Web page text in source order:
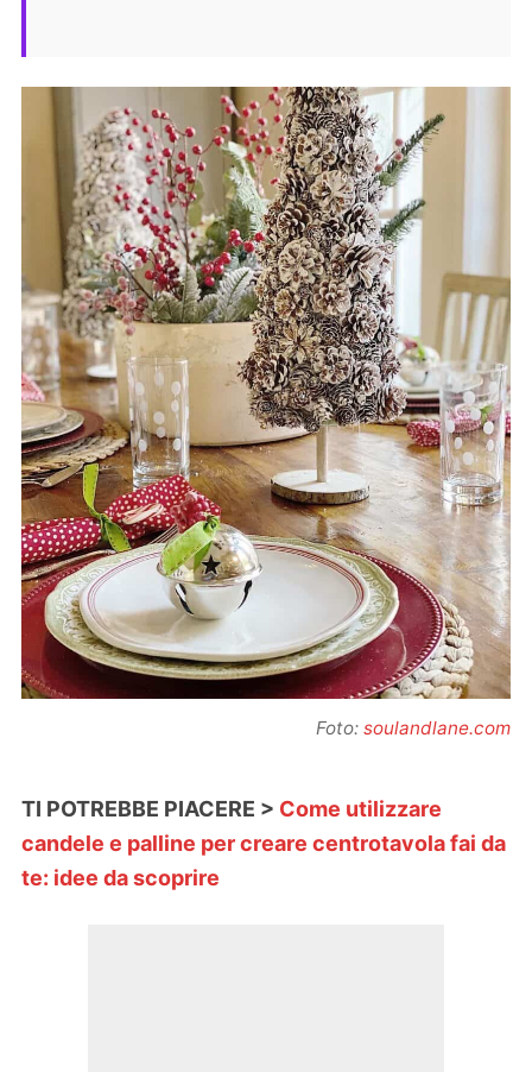
Foto: soulandlane.com
TI POTREBBE PIACERE > Come utilizzare
candele e palline per creare centrotavola fai da
te: idee da scoprire